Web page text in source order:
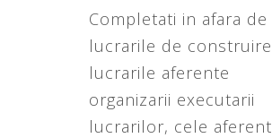
Completati in afara de
lucrarile de
lucrarile aferente
organizarii executarii
lucrarilor, cele